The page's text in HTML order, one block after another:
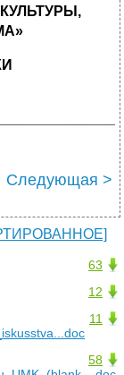
Следующая >
63
12
11
58